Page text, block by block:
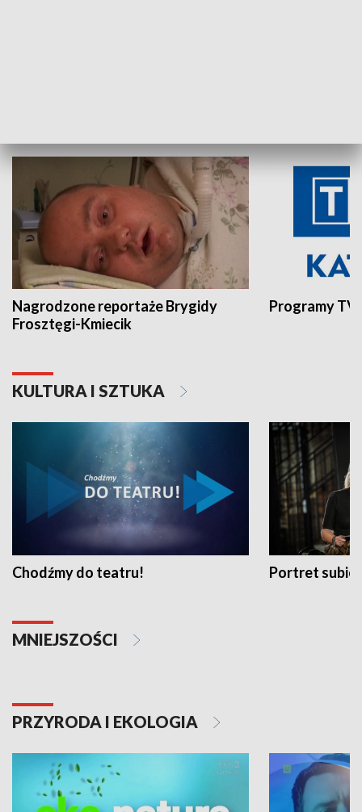
Nagrodzone reportaże Brygidy
Frosztęgi-Kmiecik
Programy
KULTURA I SZTUKA
Chodźmy do teatru! Portret
MNIEJSZOŚCI
PRZYRODA I EKOLOGIA